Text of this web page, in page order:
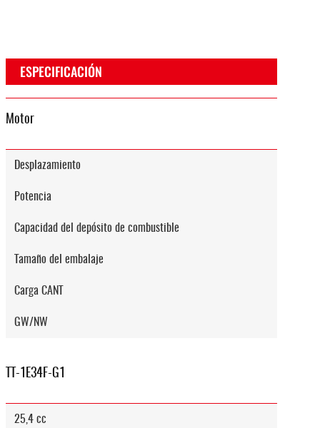
ESPECIFICACIÓN
Motor
Desplazamiento
Potencia
Capacidad del depósito de combustible
Tamaño del embalaje
Carga CANT
GW/NW
TT-1E34F-G1
25,4 cc